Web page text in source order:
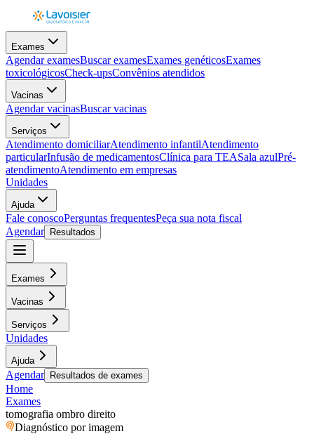
Exames
Agendar examesBuscar examesExames genéticosExames
toxicológicosCheck-upsConvênios atendidos
Vacinas
Agendar vacinasBuscar vacinas
Serviços
Atendimento domiciliarAtendimento infantilAtendimento
particularInfusão de medicamentosClínica para TEASala azulPré-
atendimentoAtendimento em empresas
Unidades
Ajuda
Fale conoscoPerguntas frequentesPeça sua nota fiscal
Agendar
Resultados
Exames
Vacinas
Serviços
Unidades
Ajuda
Agendar Resultados de exames
Home
Exames
tomografia ombro direito
Diagnóstico por imagem